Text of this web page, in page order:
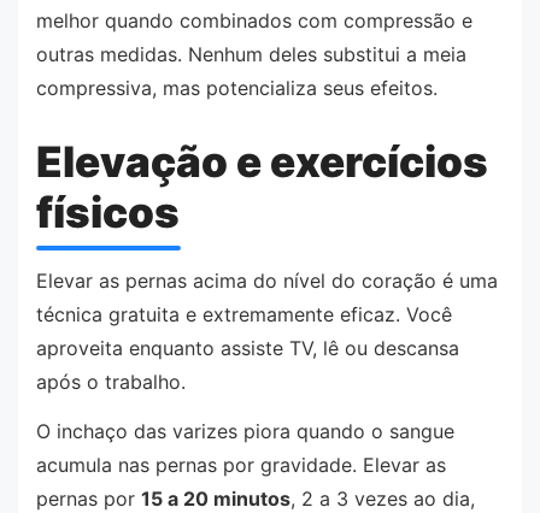
melhor quando combinados com compressão e
outras medidas. Nenhum deles substitui a meia
compressiva, mas potencializa seus efeitos.
Elevação e exercícios
físicos
Elevar as pernas acima do nível do coração é uma
técnica gratuita e extremamente eficaz. Você
aproveita enquanto assiste TV, lê ou descansa
após o trabalho.
O inchaço das varizes piora quando o sangue
acumula nas pernas por gravidade. Elevar as
pernas por 15 a 20 minutos, 2 a 3 vezes ao dia,